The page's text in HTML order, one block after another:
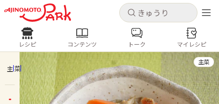
キャンセル
ログインするとレシピを保存できます
ログイン 新規登録
キャンセル
レシピ コンテンツ
人気の食材・レシピ
レシピ コンテンツ トーク マイレシピ
主菜
主菜